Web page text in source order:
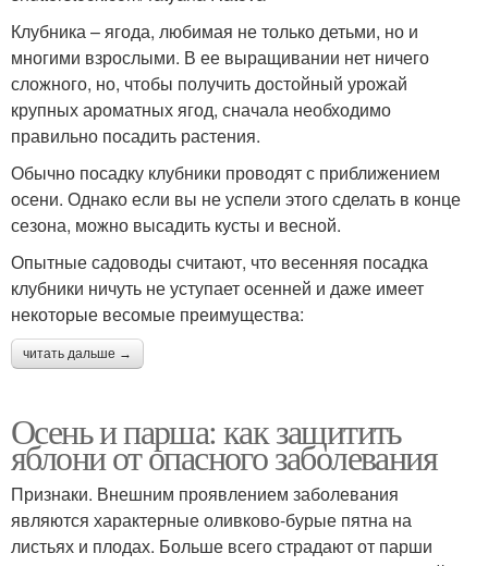
Клубника – ягода, любимая не только детьми, но и
многими взрослыми. В ее выращивании нет ничего
сложного, но, чтобы получить достойный урожай
крупных ароматных ягод, сначала необходимо
правильно посадить растения.
Обычно посадку клубники проводят с приближением
осени. Однако если вы не успели этого сделать в конце
сезона, можно высадить кусты и весной.
Опытные садоводы считают, что весенняя посадка
клубники ничуть не уступает осенней и даже имеет
некоторые весомые преимущества:
читать дальше →
Осень и парша: как защитить
яблони от опасного заболевания
Признаки. Внешним проявлением заболевания
являются характерные оливково-бурые пятна на
листьях и плодах. Больше всего страдают от парши